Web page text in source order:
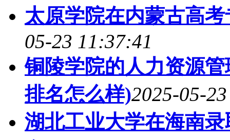
太原学院在内蒙古高
05-23 11:37:41
铜陵学院的人力资源
排名怎么样)2025-05-
湖北工业大学在海南